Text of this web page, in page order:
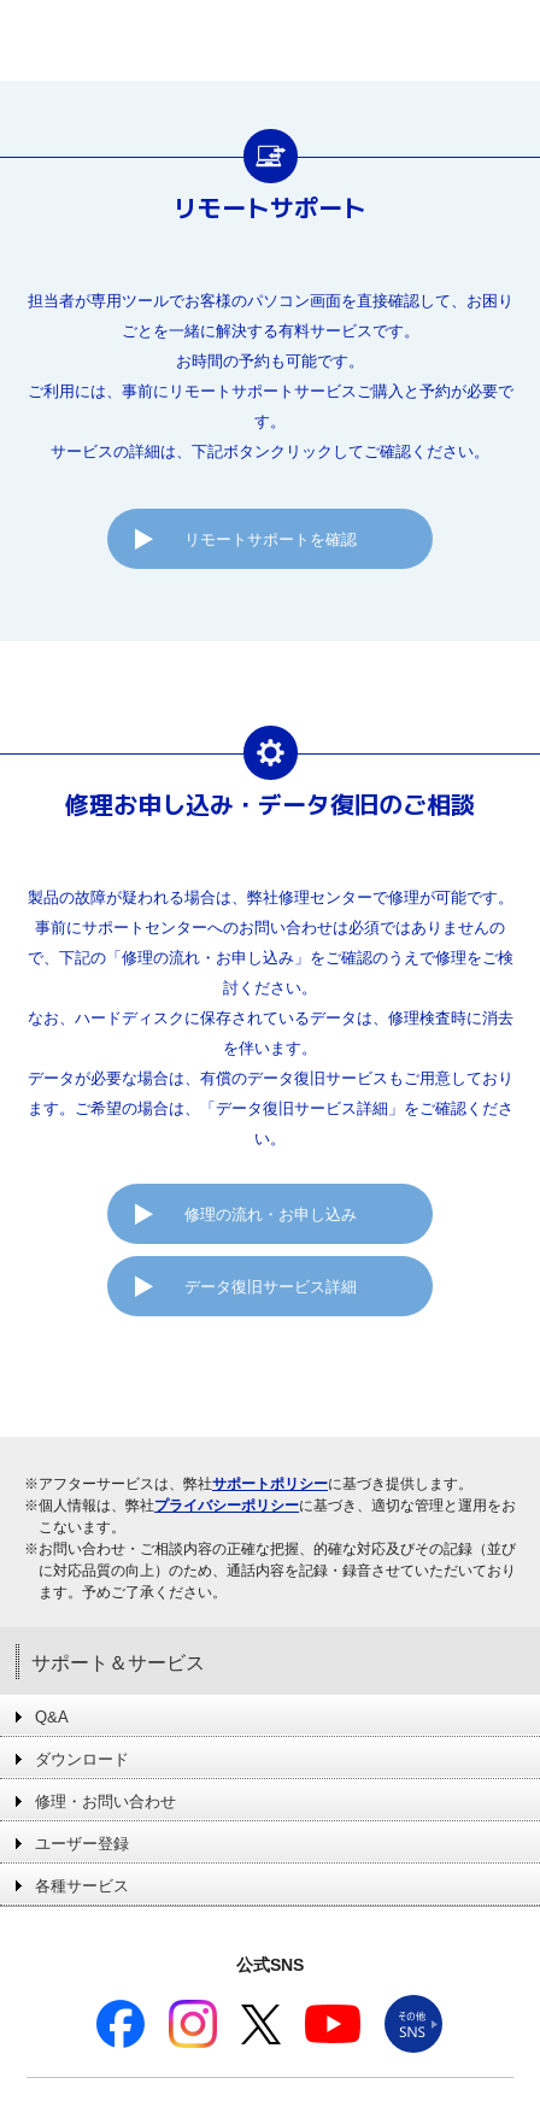
リモートサポート
担当者が専用ツールでお客様のパソコン画面を直接確認して、お困り
ごとを一緒に解決する有料サービスです。
お時間の予約も可能です。
ご利用には、事前にリモートサポートサービスご購入と予約が必要で
す。
サービスの詳細は、下記ボタンクリックしてご確認ください。
リモートサポートを確認
修理お申し込み・データ復旧のご相談
製品の故障が疑われる場合は、弊社修理センターで修理が可能です。
事前にサポートセンターへのお問い合わせは必須ではありませんの
で、下記の「修理の流れ・お申し込み」をご確認のうえで修理をご検
討ください。
なお、ハードディスクに保存されているデータは、修理検査時に消去
を伴います。
データが必要な場合は、有償のデータ復旧サービスもご用意しており
ます。ご希望の場合は、「データ復旧サービス詳細」をご確認くださ
い。
修理の流れ・お申し込み
データ復旧サービス詳細
※アフターサービスは、弊社サポートポリシーに基づき提供します。
※個人情報は、弊社プライバシーポリシーに基づき、適切な管理と運用をお
こないます。
※お問い合わせ・ご相談内容の正確な把握、的確な対応及びその記録（並び
に対応品質の向上）のため、通話内容を記録・録音させていただいており
ます。予めご了承ください。
サポート＆サービス
Q&A
ダウンロード
修理・お問い合わせ
ユーザー登録
各種サービス
公式SNS